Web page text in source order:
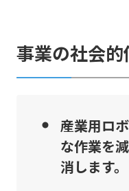
事業の社会的
産業用ロ
な作業を
消します。